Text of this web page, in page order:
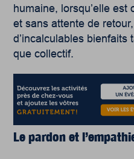
humaine, lorsqu’elle
et sans attente de
d’incalculables bienfaits
que collectif.
Le pardon et